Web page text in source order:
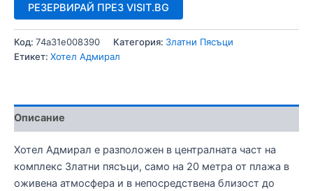
РЕЗЕРВИРАЙ ПРЕЗ VISIT.BG
Код: 74a31e008390 Категория: Златни Пясъци
Етикет: Хотел Адмирал
Описание
Хотел Адмирал е разположен в централната част на
комплекс Златни пясъци, само на 20 метра от плажа в
оживена атмосфера и в непосредствена близост до